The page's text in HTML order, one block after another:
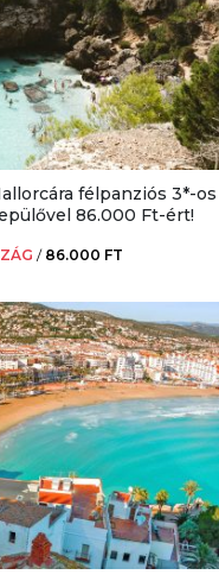
félpanziós 3*-os
86.000 Ft-ért!
/ 86.000 FT